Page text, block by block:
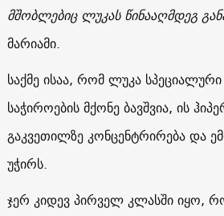
მშობლებიც ლუკას წინააღმდეგ
მარიამი.
საქმე ისაა, რომლუკა სპეციალური
საჭიროებისმქონებავშვია, ის
გაკვეთილზეკონცენტრირებადა
უჭირს.
ჯერ კიდევ პირველ კლასში იყო,